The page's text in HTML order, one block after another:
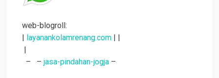
web-blogroll:
layanankolamrenang.com
– – jasa-pindahan-jogja –